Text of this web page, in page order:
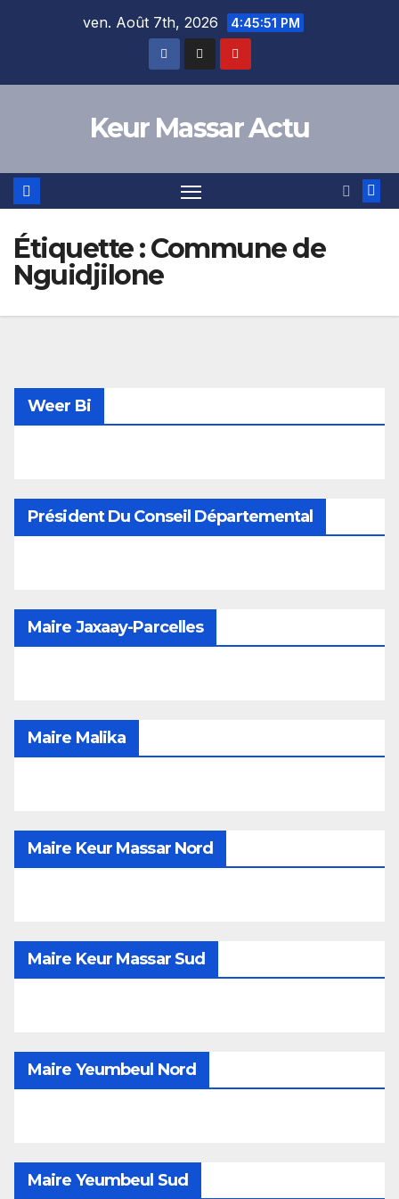
ven. Août 7th, 2026 4:45:51 PM
Keur Massar Actu
Étiquette :Commune de
Nguidjilone
Weer Bi
Président Du Conseil Départemental
Maire Jaxaay-Parcelles
Maire Malika
Maire Keur Massar Nord
Maire Keur Massar Sud
Maire Yeumbeul Nord
Maire Yeumbeul Sud